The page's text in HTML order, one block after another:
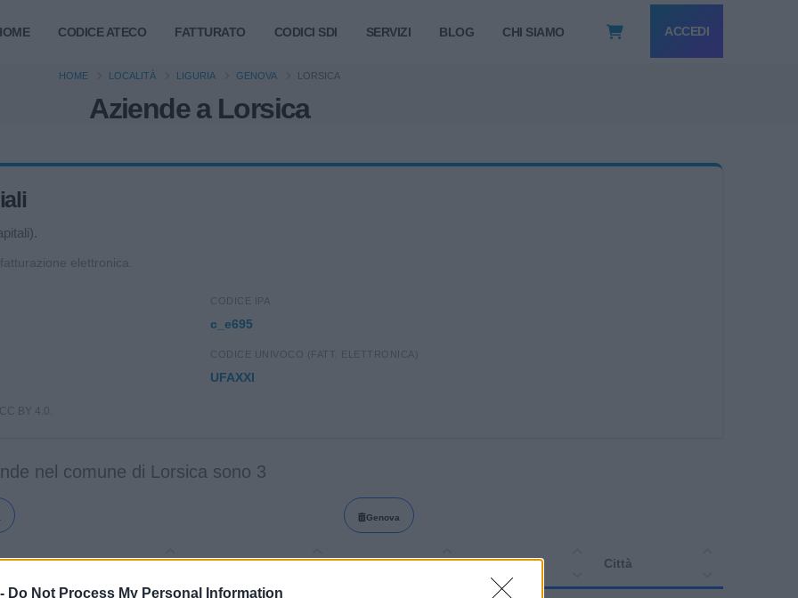
Do Not Process My Personal Information
CODICE ATECO FATTURATO CODICI SDI SERVIZI BLOG CHI SIAMO ACCEDI
Aziende a Lorsica
HOME LOCALITÀ LIGURIA GENOVA LORSICA
elettronica.
CODICE IPA
c_e695
CODICE UNIVOCO (FATT. ELETTRONICA)
UFAXXI
BY 4.0.
nel comune di Lorsica sono 3
Genova
Fatturato Ateco Provincia Città